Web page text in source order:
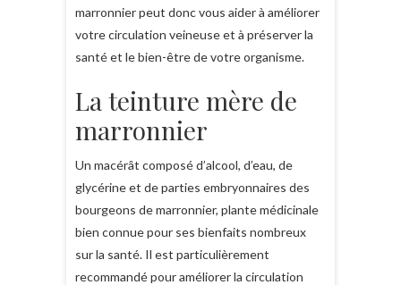
marronnier peut donc vous aider à améliorer
votre circulation veineuse et à préserver la
santé et le bien-être de votre organisme.
La teinture mère de
marronnier
Un macérât composé d’alcool, d’eau, de
glycérine et de parties embryonnaires des
bourgeons de marronnier, plante médicinale
bien connue pour ses bienfaits nombreux
sur la santé. Il est particulièrement
recommandé pour améliorer la circulation